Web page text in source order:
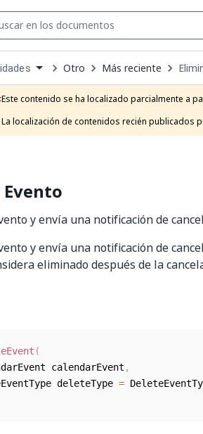
Otro Más reciente
Este contenido se ha localizado parcialmente a
La localización de contenidos recién publicados
y envía una notificación de
y envía una notificación de
eliminado después de la
(
calendarEvent
,
deleteType
=